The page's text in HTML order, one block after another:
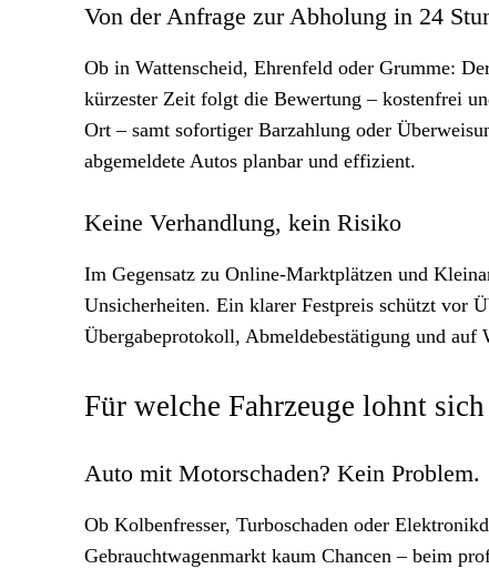
Von der Anfrage zur Abholung in 24
Ob in Wattenscheid, Ehrenfeld oder Grumme:
kürzester Zeit folgt die Bewertung – kostenfrei
Ort – samt sofortiger Barzahlung oder
abgemeldete Autos planbar und effizient.
Keine Verhandlung, kein Risiko
Im Gegensatz zu Online-Marktplätzen und
Unsicherheiten. Ein klarer Festpreis schützt vor
Übergabeprotokoll, Abmeldebestätigung und auf
Für welche Fahrzeuge lohnt
Auto mit Motorschaden? Kein Problem.
Ob Kolbenfresser, Turboschaden oder
Gebrauchtwagenmarkt kaum Chancen – beim